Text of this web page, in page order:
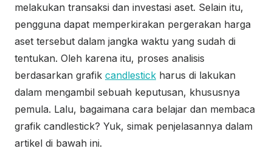
melakukan transaksi dan investasi aset. Selain itu,
pengguna dapat memperkirakan pergerakan harga
aset tersebut dalam jangka waktu yang sudah di
tentukan. Oleh karena itu, proses analisis
berdasarkan grafik candlestick harus di lakukan
dalam mengambil sebuah keputusan, khususnya
pemula. Lalu, bagaimana cara belajar dan membaca
grafik candlestick? Yuk, simak penjelasannya dalam
artikel di bawah ini.